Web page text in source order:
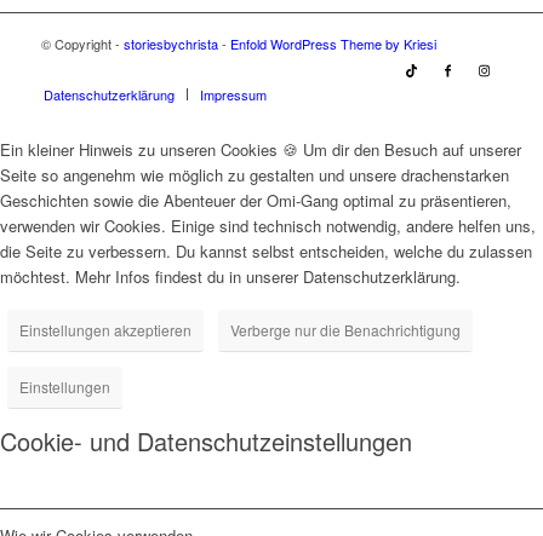
© Copyright - storiesbychrista- Enfold WordPress Theme by Kriesi
Datenschutzerklärung Impressum
Ein kleiner Hinweis zu unseren Cookies 🍪 Um dir den Besuch auf unserer
Seite so angenehm wie möglich zu gestalten und unsere drachenstarken
Geschichten sowie die Abenteuer der Omi-Gang optimal zu präsentieren,
verwenden wir Cookies. Einige sind technisch notwendig, andere helfen uns,
die Seite zu verbessern. Du kannst selbst entscheiden, welche du zulassen
möchtest. Mehr Infos findest du in unserer Datenschutzerklärung.
Einstellungen akzeptieren Verberge nur die Benachrichtigung
Einstellungen
Cookie- und Datenschutzeinstellungen